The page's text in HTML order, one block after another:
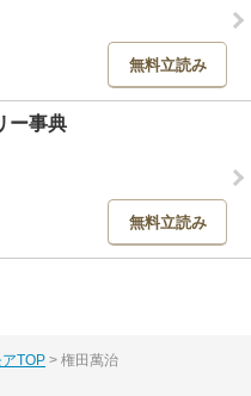
無料立読み
ー事典
無料立読み
TOP 権田萬治